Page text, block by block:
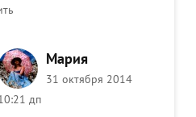
Мария
31 октября 2014
дп